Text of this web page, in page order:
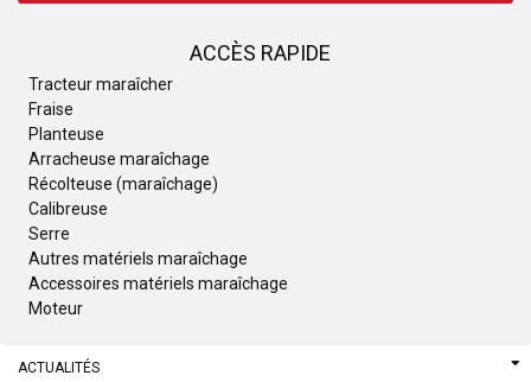
ACCÈS RAPIDE
Tracteur maraîcher
Fraise
Planteuse
Arracheuse maraîchage
Récolteuse (maraîchage)
Calibreuse
Serre
Autres matériels maraîchage
Accessoires matériels maraîchage
Moteur
ACTUALITÉS